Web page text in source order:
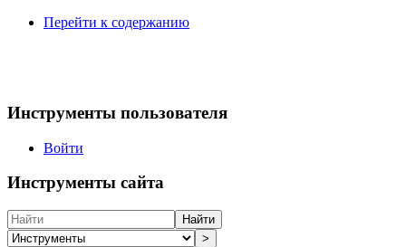
Перейти к содержанию
Инструменты пользователя
Войти
Инструменты сайта
Найти
>